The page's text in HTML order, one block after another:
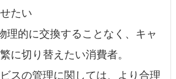
たい
理的に交換することなく、キャ
に切り替えたい消費者。
スの管理に関しては、より合理